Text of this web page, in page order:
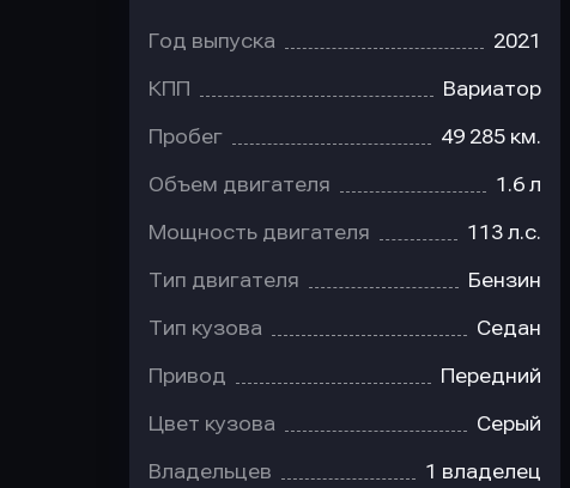
Год выпуска 2021
КПП Вариатор
Пробег 49 285 км.
Объем двигателя 1.6 л
Мощность двигателя 113 л.с.
Тип двигателя Бензин
Тип кузова Седан
Привод Передний
Цвет кузова Серый
Владельцев 1 владелец